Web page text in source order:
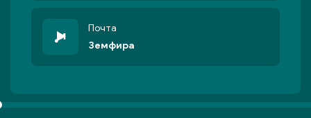
Почта
Земфира